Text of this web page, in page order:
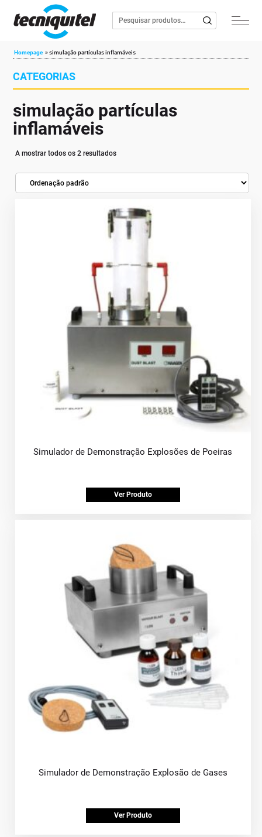
Homepage »simulação partículas inflamáveis
CATEGORIAS
simulação partículas
inflamáveis
A mostrar todos os 2 resultados
Simulador de Demonstração Explosões de Poeiras
Ver Produto
Simulador de Demonstração Explosão de Gases
Ver Produto